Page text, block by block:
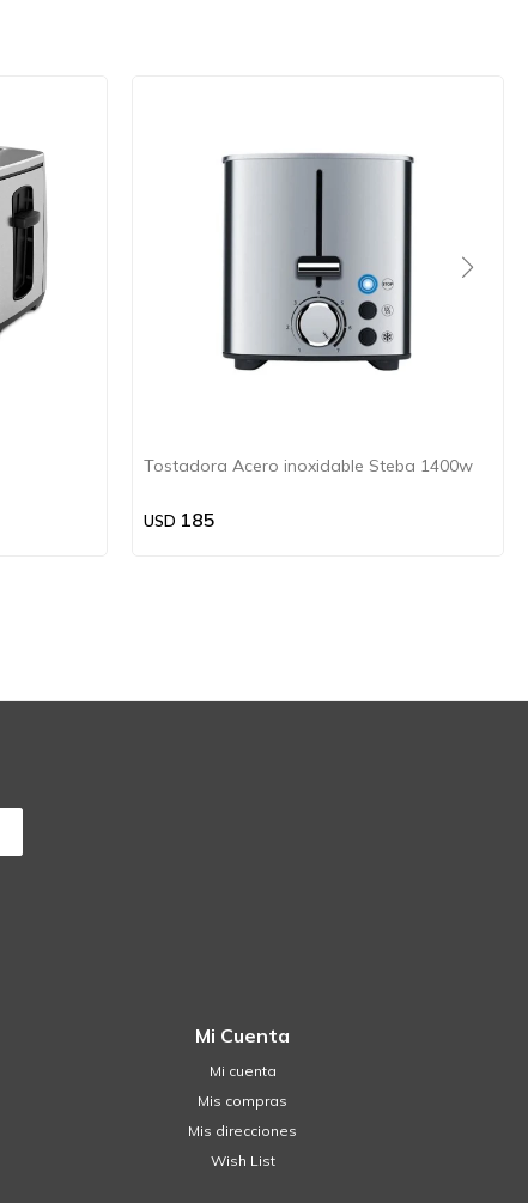
Tostadora Acero inoxidable Steba 1400w
USD 185
Mi Cuenta
Mi cuenta
Mis compras
Mis direcciones
Wish List